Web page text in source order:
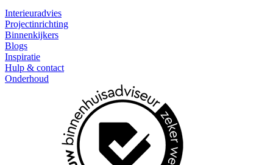
Interieuradvies
Projectinrichting
Binnenkijkers
Blogs
Inspiratie
Hulp & contact
Onderhoud